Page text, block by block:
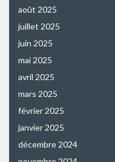
août 2025
juillet 2025
juin 2025
mai 2025
avril 2025
mars 2025
février 2025
janvier 2025
décembre 2024